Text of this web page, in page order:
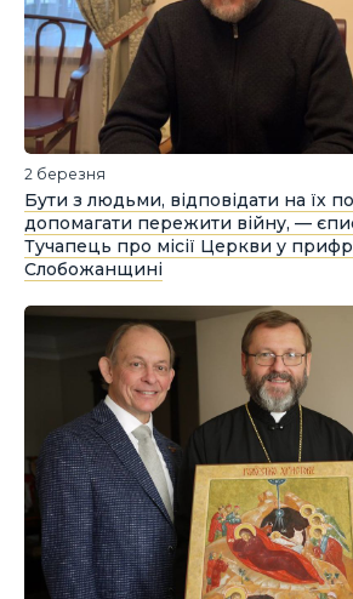
2 березня
Бути з людьми, відповідати на їх
допомагати пережити війну, —
Тучапець про місії Церкви у
Слобожанщині